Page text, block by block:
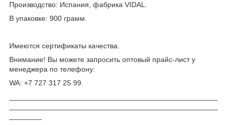
Производство: Испания, фабрика VIDAL.
В упаковке: 900 грамм.
Имеются сертификаты качества.
Внимание! Вы можете запросить оптовый прайс-лист у
менеджера по телефону:
WA: +7 727 317 25 99.